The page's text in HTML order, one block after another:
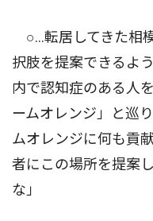
○…転居してきた相
択肢を提案できるよ
内で認知症のある人
ームオレンジ」と巡
ムオレンジに何も貢
者にこの場所を提案
な」